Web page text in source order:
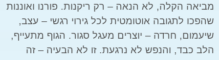
מביאה הקלה, לא הנאה – רק ריקנות. פורנו ואוננות
שהפכו לתגובה אוטומטית לכל גירוי רגשי – עצב,
שיעמום, חרדה – יוצרים מעגל סגור. הגוף מתעייף,
הלב כבד, והנפש לא נרגעת. זו לא הבעיה – זה